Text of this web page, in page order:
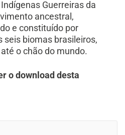
Guerreiras da
ancestral,
e constituído por
seis biomas brasileiros,
o chão do mundo.
o download desta